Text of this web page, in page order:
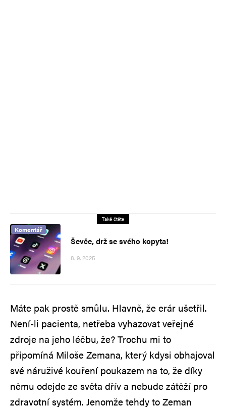
Také čtěte
Komentář
Ševče, drž se svého kopyta!
8. 9. 2025
Máte pak prostě smůlu. Hlavně, že erár ušetřil.
Není-li pacienta, netřeba vyhazovat veřejné
zdroje na jeho léčbu, že? Trochu mi to
připomíná Miloše Zemana, který kdysi obhajoval
své náruživé kouření poukazem na to, že díky
němu odejde ze světa dřív a nebude zátěží pro
zdravotní systém. Jenomže tehdy to Zeman